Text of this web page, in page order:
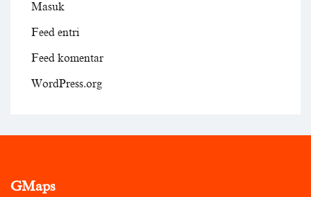
Masuk
Feed entri
Feed komentar
WordPress.org
GMaps